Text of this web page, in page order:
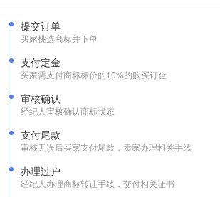
提交订单
买家挑选商标并下单
支付定金
买家需支付商标标价的10%的购买订金
审核确认
经纪人审核确认商标状态
支付尾款
审核无误后买家支付尾款，卖家办理相关手续
办理过户
经纪人办理商标转让手续，交付相关证书